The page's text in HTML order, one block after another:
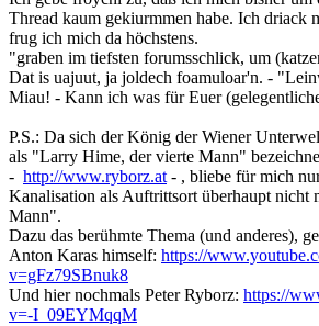
Thread kaum gekiurmmen habe. Ich driack
frug ich mich da höchstens.
"graben im tiefsten forumsschlick, um
Dat is uajuut, ja joldech foamuloar'n. -
Miau! - Kann ich was für Euer
P.S.: Da sich der König der Wiener
als "Larry Hime, der vierte Mann"
- http://www.ryborz.at - , bliebe für mich
Kanalisation als Auftrittsort überhaupt
Mann".
Dazu das berühmte Thema (und anderes),
Anton Karas himself: https://
v=gFz79SBnuk8
Und hier nochmals Peter Ryborz: https://
v=-I_09EYMqqM